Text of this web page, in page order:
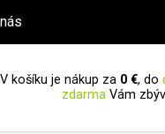
V košíku je nákup za 0 €, do
zdarma Vám